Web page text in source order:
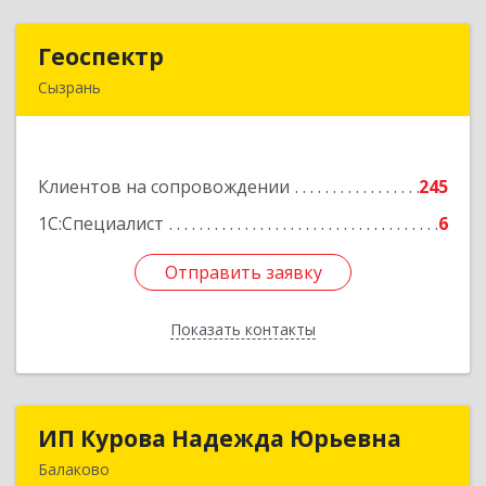
Геоспектр
Сызрань
Клиентов на сопровождении
245
1С:Специалист
6
Отправить заявку
Показать контакты
Подробнее
Отправить заявку
Назад
ИП Курова Надежда Юрьевна
Балаково
ИП Курова Надежда Юрьевна